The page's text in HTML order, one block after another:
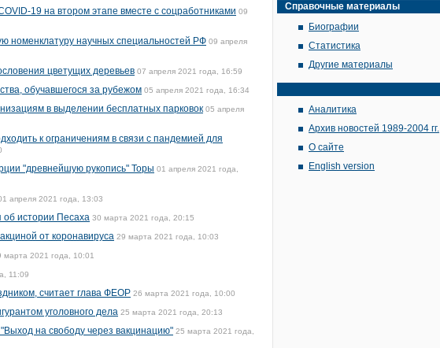
19 на втором этапе вместе с соцработниками 09
номенклатуру научных специальностей РФ 09 апреля
цветущих деревьев 07 апреля 2021 года, 16:59
обучавшегося за рубежом 05 апреля 2021 года, 16:34
в выделении бесплатных парковок 05 апреля
к ограничениям в связи с пандемией для
"древнейшую рукопись" Торы 01 апреля 2021 года,
апреля 2021 года, 13:03
об истории Песаха 30 марта 2021 года, 20:15
от коронавируса 29 марта 2021 года, 10:03
марта 2021 года, 10:01
11:09
считает глава ФЕОР 26 марта 2021 года, 10:00
уголовного дела 25 марта 2021 года, 20:13
на свободу через вакцинацию" 25 марта 2021 года,
Справочные материалы
Биографии
Статистика
Другие материалы
Аналитика
Архив новостей 1989-2004 гг.
О сайте
English version